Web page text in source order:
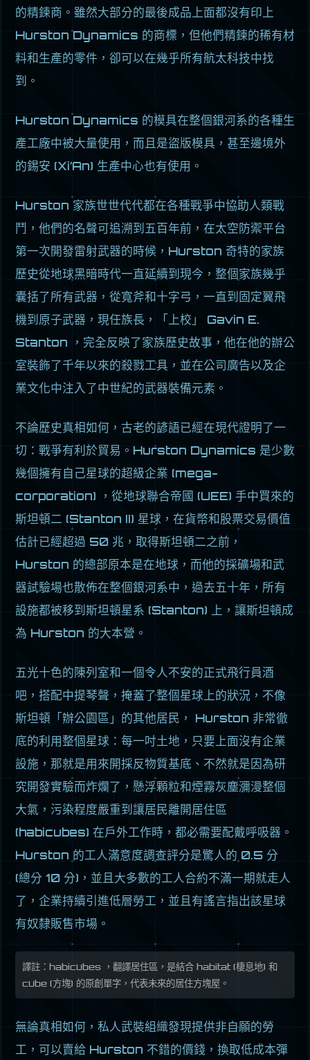
的精鍊商。雖然大部分的最後成品上面都沒有印上
Hurston Dynamics 的商標，但他們精鍊的稀有材
料和生產的零件，卻可以在幾乎所有航太科技中找
到。
Hurston Dynamics 的模具在整個銀河系的各種生
產工廠中被大量使用，而且是盜版模具，甚至邊境外
的錫安 (Xi’An) 生產中心也有使用。
Hurston 家族世世代代都在各種戰爭中協助人類戰
鬥，他們的名聲可追溯到五百年前，在太空防禦平台
第一次開發雷射武器的時候，Hurston 奇特的家族
歷史從地球黑暗時代一直延續到現今，整個家族幾乎
囊括了所有武器，從寬斧和十字弓，一直到固定翼飛
機到原子武器，現任族長，「上校」 Gavin E.
Stanton ，完全反映了家族歷史故事，他在他的辦公
室裝飾了千年以來的殺戮工具，並在公司廣告以及企
業文化中注入了中世紀的武器裝備元素。
不論歷史真相如何，古老的諺語已經在現代證明了一
切：戰爭有利於貿易。Hurston Dynamics 是少數
幾個擁有自己星球的超級企業 (mega-
corporation) ，從地球聯合帝國 (UEE) 手中買來的
斯坦頓二 (Stanton II) 星球，在貨幣和股票交易價值
估計已經超過 50 兆，取得斯坦頓二之前，
Hurston 的總部原本是在地球，而他的採礦場和武
器試驗場也散佈在整個銀河系中，過去五十年，所有
設施都被移到斯坦頓星系 (Stanton) 上，讓斯坦頓成
為 Hurston 的大本營。
五光十色的陳列室和一個令人不安的正式飛行員酒
吧，搭配中提琴聲，掩蓋了整個星球上的狀況，不像
斯坦頓「辦公園區」的其他居民， Hurston 非常徹
底的利用整個星球：每一吋土地，只要上面沒有企業
設施，那就是用來開採反物質基底、不然就是因為研
究開發實驗而炸爛了，懸浮顆粒和煙霧灰塵瀰漫整個
大氣，污染程度嚴重到讓居民離開居住區
(habicubes) 在戶外工作時，都必需要配戴呼吸器。
Hurston 的工人滿意度調查評分是驚人的 0.5 分
(總分 10 分)，並且大多數的工人合約不滿一期就走人
了，企業持續引進低層勞工，並且有謠言指出該星球
有奴隸販售市場。
譯註：habicubes ，翻譯居住區，是結合 habitat (棲息地) 和
cube (方塊) 的原創單字，代表未來的居住方塊屋。
無論真相如何，私人武裝組織發現提供非自願的勞
工，可以賣給 Hurston 不錯的價錢，換取低成本彈